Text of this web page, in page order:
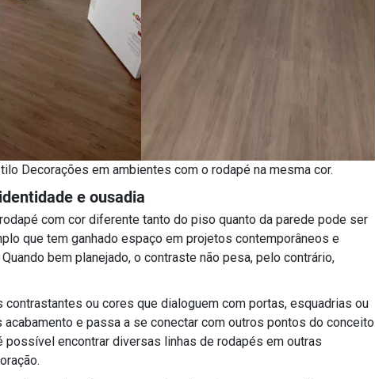
Decorações em ambientes com o rodapé na mesma cor.
e ousadia
com cor diferente tanto do piso quanto da parede pode ser
que tem ganhado espaço em projetos contemporâneos e
bem planejado, o contraste não pesa, pelo contrário,
ou cores que dialoguem com portas, esquadrias ou
e passa a se conectar com outros pontos do conceito
possível encontrar diversas linhas de rodapés em outras